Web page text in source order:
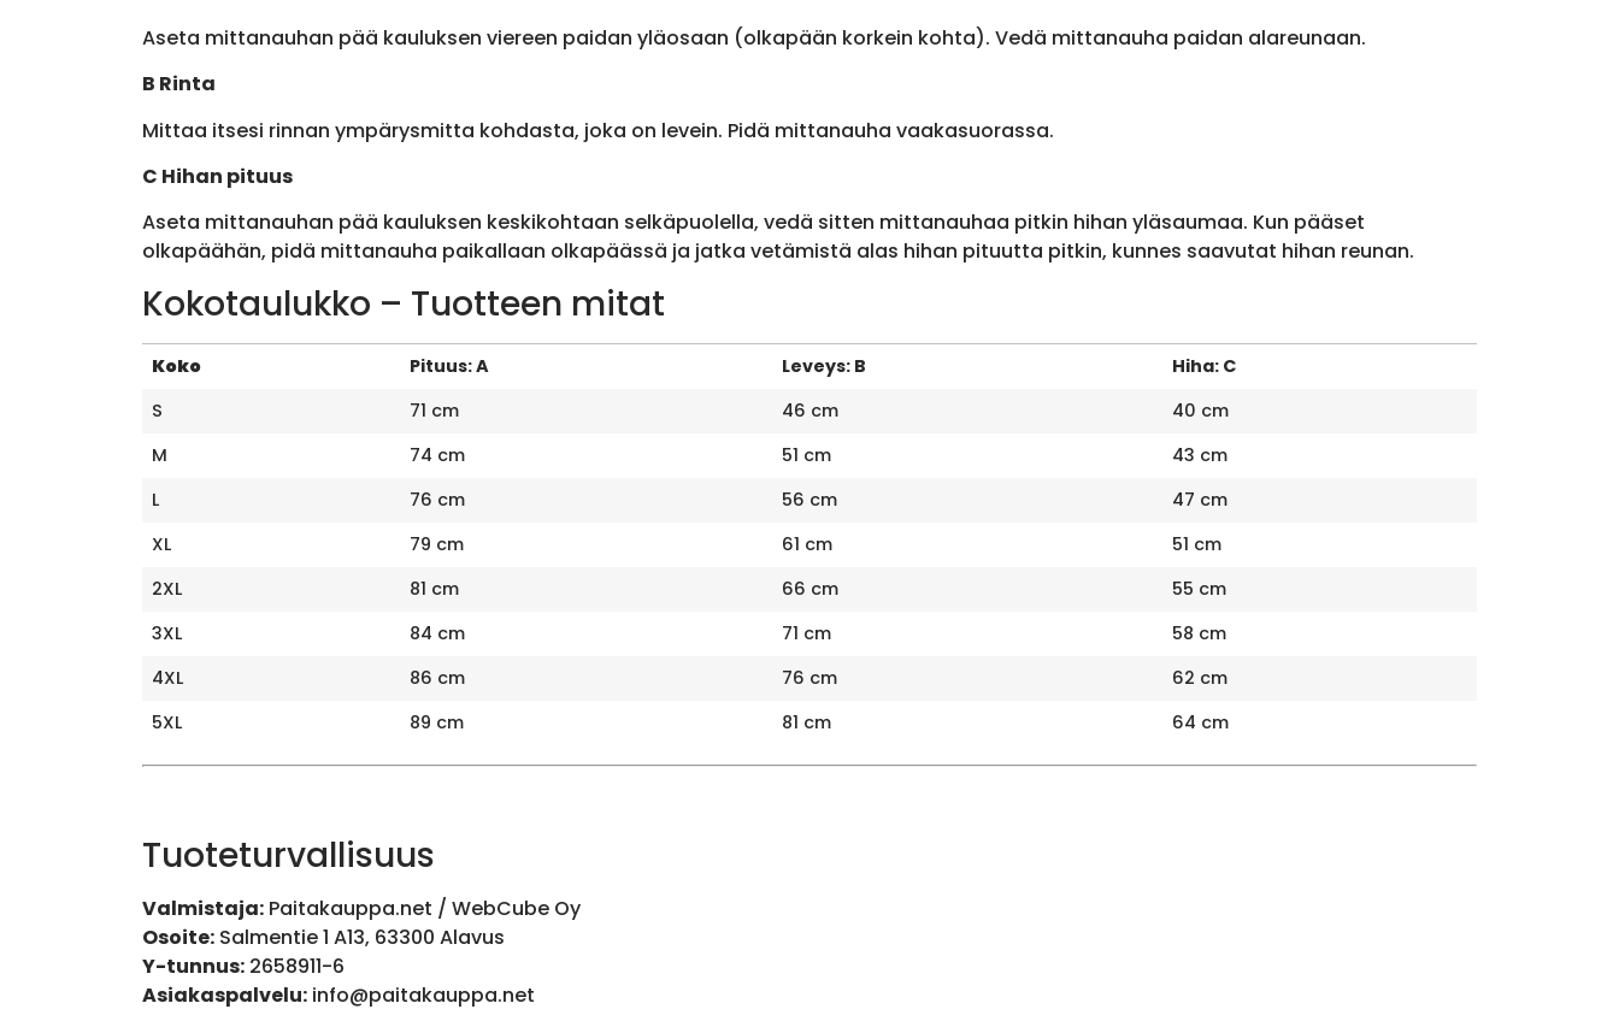
Aseta mittanauhan pää kauluksen viereen paidan yläosaan (olkapään korkein kohta). Vedä mittanauha paidan alareunaan.
B Rinta
Mittaa itsesi rinnan ympärysmitta kohdasta, joka on levein. Pidä mittanauha vaakasuorassa.
C Hihan pituus
Aseta mittanauhan pää kauluksen keskikohtaan selkäpuolella, vedä sitten mittanauhaa pitkin hihan yläsaumaa. Kun pääset
olkapäähän, pidä mittanauha paikallaan olkapäässä ja jatka vetämistä alas hihan pituutta pitkin, kunnes saavutat hihan reunan.
Kokotaulukko – Tuotteen mitat
Koko Pituus: A Leveys: B
Hiha: C
S
71 cm 46 cm
40 cm
M
74 cm 51 cm
43 cm
L
76 cm 56 cm
47 cm
XL
79 cm 61 cm
51 cm
2XL
81 cm 66 cm
55 cm
3XL
84 cm 71 cm
58 cm
4XL
86 cm 76 cm
62 cm
5XL
89 cm 81 cm 64 cm
Tuoteturvallisuus
Valmistaja:Paitakauppa.net / WebCube Oy
Osoite:Salmentie 1 A13, 63300 Alavus
Y-tunnus:2658911-6
Asiakaspalvelu: info@paitakauppa.net